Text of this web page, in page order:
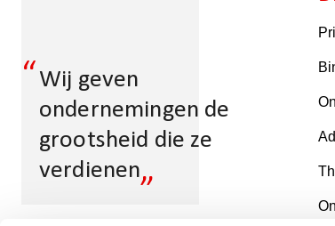
“ Wij geven
ondernemingen de
grootsheid die ze
verdienen„